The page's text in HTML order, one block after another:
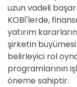
uzun vadeli
KOBİ'lerde,
yatırım
şirketin
belirleyici rol
programlarının
öneme sahiptir.